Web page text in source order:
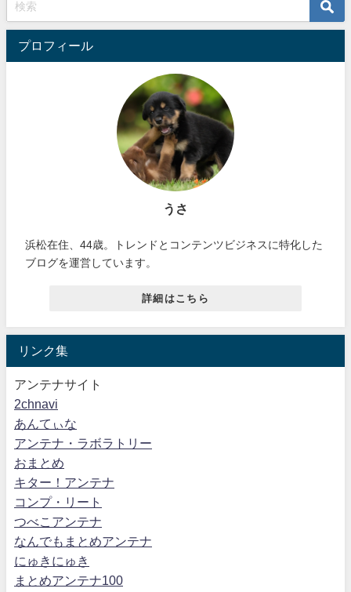
プロフィール
うさ
浜松在住、44歳。トレンドとコンテンツビジネスに特化した
ブログを運営しています。
詳細はこちら
リンク集
アンテナサイト
2chnavi
あんてぃな
アンテナ・ラボラトリー
おまとめ
キター！アンテナ
コンプ・リート
つべこアンテナ
なんでもまとめアンテナ
にゅきにゅき
まとめアンテナ100